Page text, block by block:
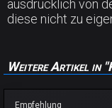
ausdrücklich von
diese nicht zu
Weitere Artikel in
Empfehlung